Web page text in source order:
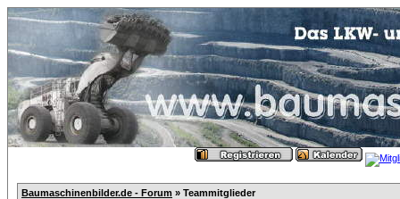
Baumaschinenbilder.de - Forum » Teammitglieder